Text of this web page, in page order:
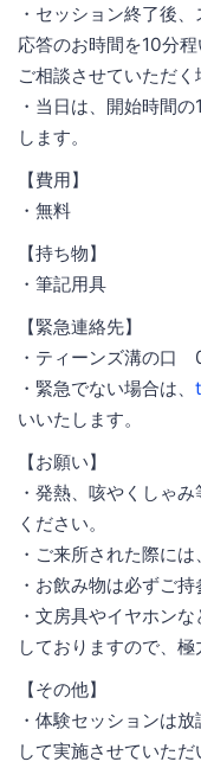
・セッション終了後
応答のお時間を10分
ご相談させていただく
・当日は、開始時間
します。
【費用】
・無料
【持ち物】
・筆記用具
【緊急連絡先】
・ティーンズ溝の
・緊急でない場合は、
いいたします。
【お願い】
・発熱、咳やくしゃ
ください。
・ご来所された際に
・お飲み物は必ずご持
・文房具やイヤホン
しておりますので、極
【その他】
・体験セッションは
して実施させていただ